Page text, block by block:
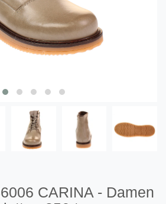
CARINA - Damen